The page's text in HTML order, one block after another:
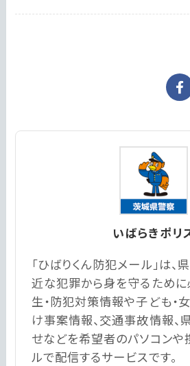
いばらきポリ
「ひばりくん防犯メール」は
近な犯罪から身を守るため
生・防犯対策情報や子ども・
け事案情報、交通事故情報、
せなどを希望者のパソコンや
ルで配信するサービスです。